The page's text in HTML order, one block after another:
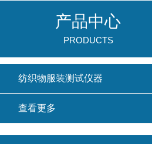
产品中心
PRODUCTS
纺织物服装测试仪器
查看更多